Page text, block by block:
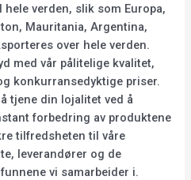
verden, slik som Europa,
Mauritania, Argentina,
over hele verden.
med vår pålitelige kvalitet,
konkurransedyktige priser.
tjene din lojalitet ved å
forbedring av produktene
tilfredsheten til våre
leverandører og de
vi samarbeider i.